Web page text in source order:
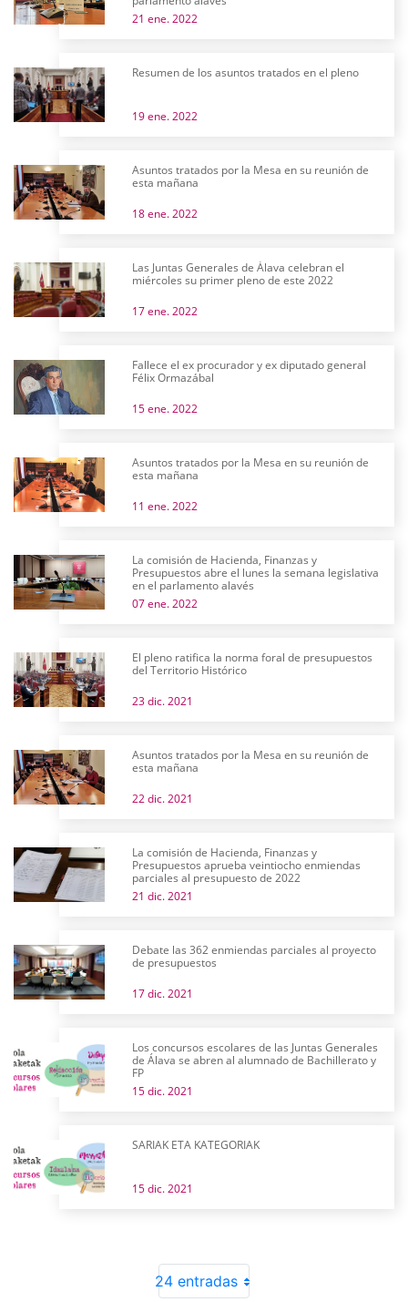
21 ene. 2022
Resumen de los asuntos tratados en el pleno
19 ene. 2022
Asuntos tratados por la Mesa en su reunión de
esta mañana
18 ene. 2022
Las Juntas Generales de Álava celebran el
miércoles su primer pleno de este 2022
17 ene. 2022
Fallece el ex procurador y ex diputado general
Félix Ormazábal
15 ene. 2022
Asuntos tratados por la Mesa en su reunión de
esta mañana
11 ene. 2022
La comisión de Hacienda, Finanzas y
Presupuestos abre el lunes la semana legislativa
en el parlamento alavés
07 ene. 2022
El pleno ratifica la norma foral de presupuestos
del Territorio Histórico
23 dic. 2021
Asuntos tratados por la Mesa en su reunión de
esta mañana
22 dic. 2021
La comisión de Hacienda, Finanzas y
Presupuestos aprueba veintiocho enmiendas
parciales al presupuesto de 2022
21 dic. 2021
Debate las 362 enmiendas parciales al proyecto
de presupuestos
17 dic. 2021
Los concursos escolares de las Juntas Generales
de Álava se abren al alumnado de Bachillerato y
FP
15 dic. 2021
SARIAK ETA KATEGORIAK
15 dic. 2021
24 entradas